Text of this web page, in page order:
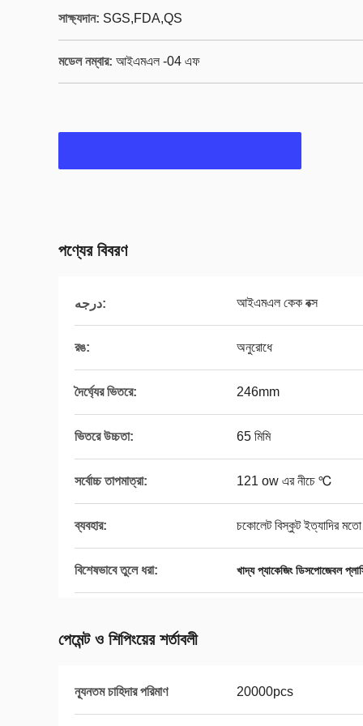
সাক্ষ্যদান: SGS,FDA,QS
মডেল নম্বার: আইএমএল -04 এফ
পণ্যের বিবরণ
درجه: আইএমএল কেক বক্স
রঙ: অনুরোধে
দৈর্ঘ্যের ভিতরে: 246mm
ভিতরে উচ্চতা: 65 মিমি
সর্বোচ্চ তাপমাত্রা: 121 ow এর নীচে ℃
ব্যবহার: চকোলেট বিস্কুট ইত্যাদির
বিশেষভাবে তুলে ধরা: খাদ্য প্যাকেজিং ডিসপোজেবল
পেমেন্ট ও শিপিংয়ের শর্তাবলী
ন্যূনতম চাহিদার পরিমাণ 20000pcs